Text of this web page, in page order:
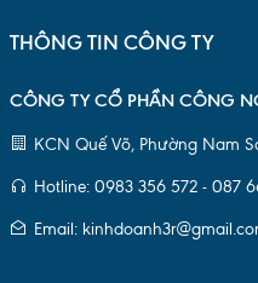
THÔNG TIN CÔNG TY
CÔNG TY CỔ PHẦN CÔNG
KCN Quế Võ, Phường Nam
Hotline: 0983 356 572 - 087
Email: